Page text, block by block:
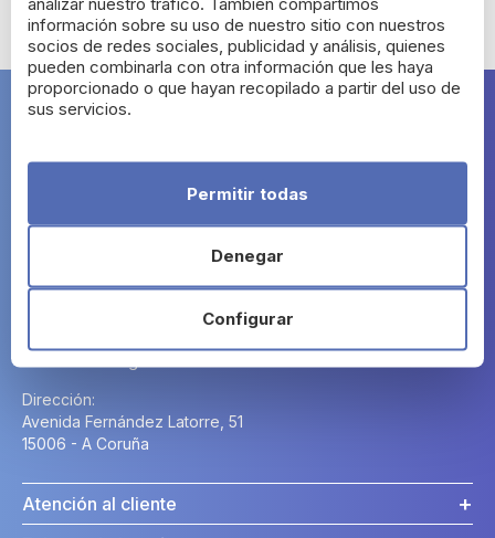
información sobre su uso de nuestro sitio con nuestros
socios de redes sociales, publicidad y análisis, quienes
pueden combinarla con otra información que les haya
proporcionado o que hayan recopilado a partir del uso de
sus servicios.
Configurar
Denegar
Permitir todas
Dirección:
Avenida Fernández Latorre, 51
15006 - A Coruña
Atención al cliente